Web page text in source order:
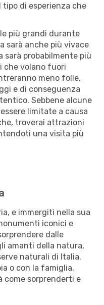
di esperienza che
più grandi durante
sarà anche più vivace
probabilmente più
che volano fuori
meno folle,
e di conseguenza
Sebbene alcune
limitate a causa
troverai attrazioni
una visita più
e immergiti nella sua
iconici e
dalle
amanti della natura,
naturali di Italia.
o con la famiglia,
come sorprenderti e